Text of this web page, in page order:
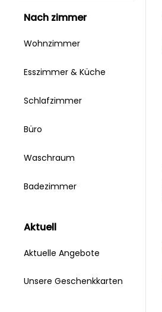
nach zimmer
Wohnzimmer
Esszimmer & Küche
Schlafzimmer
Büro
Waschraum
Badezimmer
aktuell
Aktuelle Angebote
Unsere Geschenkkarten